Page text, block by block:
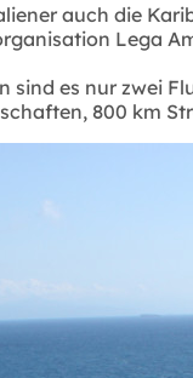
auch die
Lega
es nur zwei
800 km